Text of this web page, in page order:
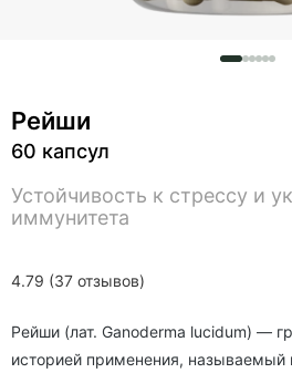
4.79 (37 отзывов)
Рейши
60 капсул
Устойчивость к стрессу и
иммунитета
Рейши (лат. Ganoderma lucidum) —
историей применения, называемый